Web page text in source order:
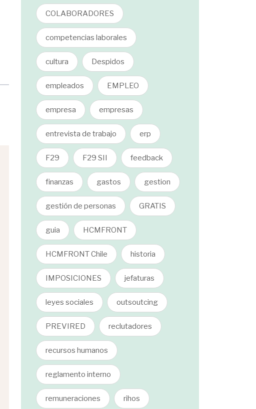
COLABORADORES
competencias laborales
cultura Despidos
empleados EMPLEO
empresa empresas
entrevista de trabajo erp
F29 F29 SII feedback
finanzas gastos gestion
gestión de personas GRATIS
guia HCMFRONT
HCMFRONT Chile historia
IMPOSICIONES jefaturas
leyes sociales outsoutcing
PREVIRED reclutadores
recursos humanos
reglamento interno
remuneraciones rihos